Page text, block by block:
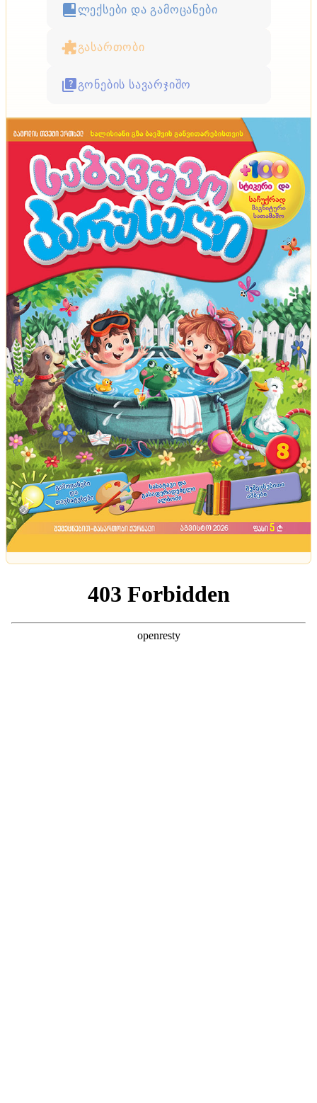
ლექსები და გამოცანები
გასართობი
გონების სავარჯიშო